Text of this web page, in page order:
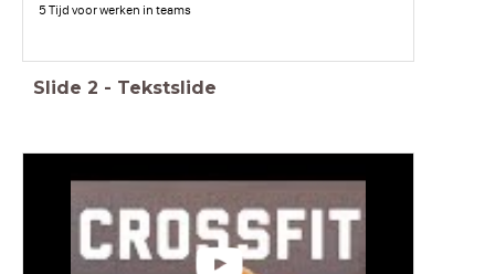
5 Tijd voor werken in teams
Slide 2 - Tekstslide